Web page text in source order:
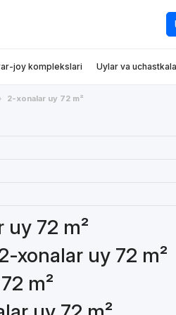
joy komplekslari Uylar va
2-xonalar uy 72 m²
uy 72 m²
xonalar uy 72 m²
m²